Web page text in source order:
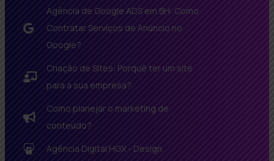
Agência de Google ADS em BH: Como
Contratar Serviços de Anúncio no
Google?
Criação de Sites: Porquê ter um site
para a sua empresa?
Como planejar o marketing de
conteúdo?
Agência Digital HGX - Design